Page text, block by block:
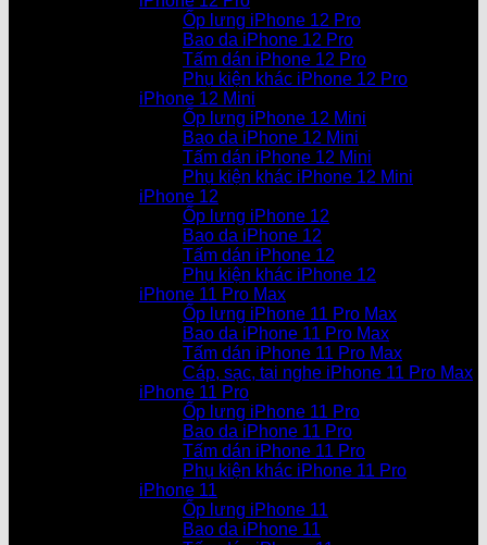
Ốp lưng iPhone 12 Pro
Bao da iPhone 12 Pro
Tấm dán iPhone 12 Pro
Phụ kiện khác iPhone 12 Pro
iPhone 12 Mini
Ốp lưng iPhone 12 Mini
Bao da iPhone 12 Mini
Tấm dán iPhone 12 Mini
Phụ kiện khác iPhone 12 Mini
iPhone 12
Ốp lưng iPhone 12
Bao da iPhone 12
Tấm dán iPhone 12
Phụ kiện khác iPhone 12
iPhone 11 Pro Max
Ốp lưng iPhone 11 Pro Max
Bao da iPhone 11 Pro Max
Tấm dán iPhone 11 Pro Max
Cáp, sạc, tai nghe iPhone 11 Pro Max
iPhone 11 Pro
Ốp lưng iPhone 11 Pro
Bao da iPhone 11 Pro
Tấm dán iPhone 11 Pro
Phụ kiện khác iPhone 11 Pro
iPhone 11
Ốp lưng iPhone 11
Bao da iPhone 11